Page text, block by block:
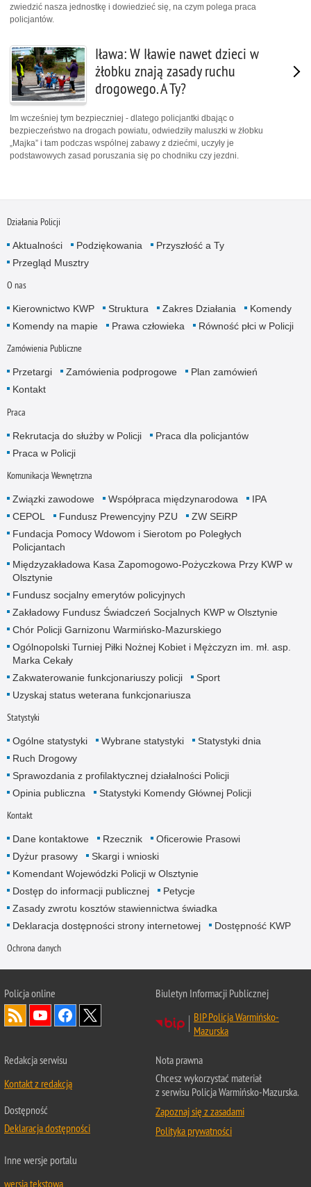
zwiedzić nasza jednostkę i dowiedzieć się, na czym polega praca
policjantów.
Iława: W Iławie nawet dzieci w
żłobku znają zasady ruchu
drogowego. A Ty?
Im wcześniej tym bezpieczniej - dlatego policjantki dbając o
bezpieczeństwo na drogach powiatu, odwiedziły maluszki w żłobku
„Majka” i tam podczas wspólnej zabawy z dziećmi, uczyły je
podstawowych zasad poruszania się po chodniku czy jezdni.
Działania Policji
Aktualności Podziękowania
Przyszłość a Ty
Przegląd Musztry
O nas
Kierownictwo KWP Struktura Zakres Działania
Komendy
Komendy na mapie
Prawa człowieka Równość płci w Policji
Zamówienia Publiczne
Przetargi Zamówienia podprogowe
Plan zamówień
Kontakt
Praca
Rekrutacja do służby w Policji
Praca dla policjantów
Praca w Policji
Komunikacja Wewnętrzna
Związki zawodowe Współpraca międzynarodowa
IPA
CEPOL
Fundusz Prewencyjny PZU
ZW SEiRP
Fundacja Pomocy Wdowom i Sierotom po Poległych
Policjantach
Międzyzakładowa Kasa Zapomogowo-Pożyczkowa Przy KWP w
Olsztynie
Fundusz socjalny emerytów policyjnych
Zakładowy Fundusz Świadczeń Socjalnych KWP w Olsztynie
Chór Policji Garnizonu Warmińsko-Mazurskiego
Ogólnopolski Turniej Piłki Nożnej Kobiet i Mężczyzn im. mł. asp.
Marka Cekały
Zakwaterowanie funkcjonariuszy policji
Sport
Uzyskaj status weterana funkcjonariusza
Statystyki
Ogólne statystyki Wybrane statystyki
Statystyki dnia
Ruch Drogowy
Sprawozdania z profilaktycznej działalności Policji
Opinia publiczna
Statystyki Komendy Głównej Policji
Kontakt
Dane kontaktowe Rzecznik
Oficerowie Prasowi
Dyżur prasowy
Skargi i wnioski
Komendant Wojewódzki Policji w Olsztynie
Dostęp do informacji publicznej
Petycje
Zasady zwrotu kosztów stawiennictwa świadka
Deklaracja dostępności strony internetowej
Dostępność KWP
Ochrona danych
Policja online
Biuletyn Informacji Publicznej
BIP Policja Warmińsko-
Mazurska
Redakcja serwisu
Kontakt z redakcją
Dostępność
Deklaracja dostępności
Nota prawna
Chcesz wykorzystać materiał
z serwisu Policja Warmińsko-Mazurska.
Zapoznaj się z zasadami
Polityka prywatności
Inne wersje portalu
wersja tekstowa